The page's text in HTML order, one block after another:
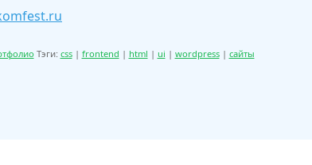
Тэги: css| frontend | html | ui | wordpress| сайты